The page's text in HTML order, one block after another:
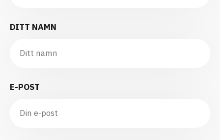
DITT NAMN
E-POST